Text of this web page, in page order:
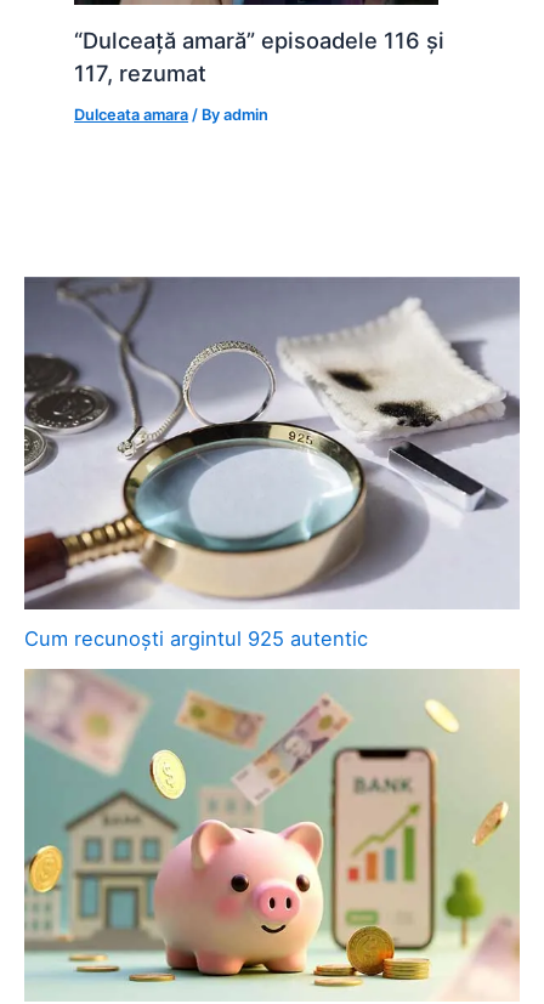
“Dulceață amară” episoadele 116 și
117, rezumat
Dulceata amara / Byadmin
Cum recunoști argintul 925 autentic